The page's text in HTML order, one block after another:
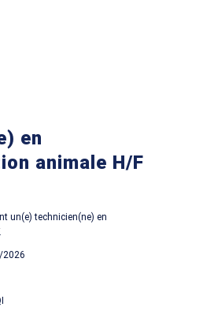
en
animale H/F
un(e) technicien(ne) en